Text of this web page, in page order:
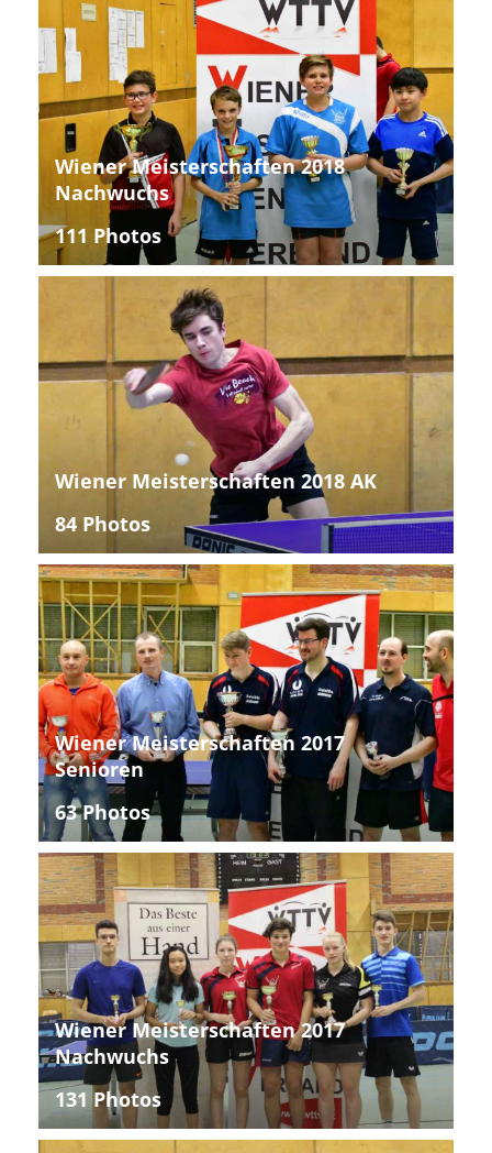
Wiener Meisterschaften 2018
Nachwuchs
111 Photos
Wiener Meisterschaften 2018 AK
84 Photos
Wiener Meisterschaften 2017
Senioren
63 Photos
Wiener Meisterschaften 2017
Nachwuchs
131 Photos